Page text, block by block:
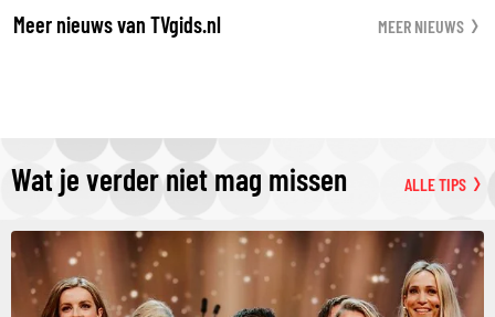
Meer nieuws van TVgids.nl MEER NIEUWS
Wat je verder niet mag missen ALLE TIPS